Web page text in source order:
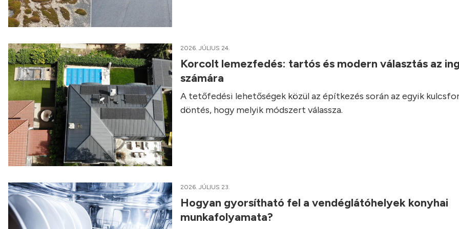
2026. JÚLIUS 24.
Korcolt lemezfedés: tartós és modern választás az
számára
A tetőfedési lehetőségek közül az építkezés során az egyik
döntés, hogy melyik módszert válassza.
2026. JÚLIUS 23.
Hogyan gyorsítható fel a vendéglátóhelyek konyhai
munkafolyamata?